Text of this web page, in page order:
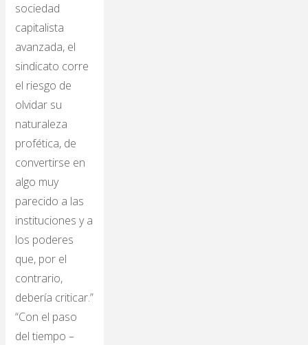
sociedad
capitalista
avanzada, el
sindicato corre
el riesgo de
olvidar su
naturaleza
profética, de
convertirse en
algo muy
parecido a las
instituciones y a
los poderes
que, por el
contrario,
debería criticar.”
“Con el paso
del tiempo –